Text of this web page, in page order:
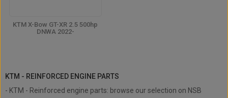
KTM X-Bow GT-XR 2.5 500hp
DNWA 2022-
KTM - REINFORCED ENGINE PARTS
- KTM - Reinforced engine parts: browse our selection on NSB